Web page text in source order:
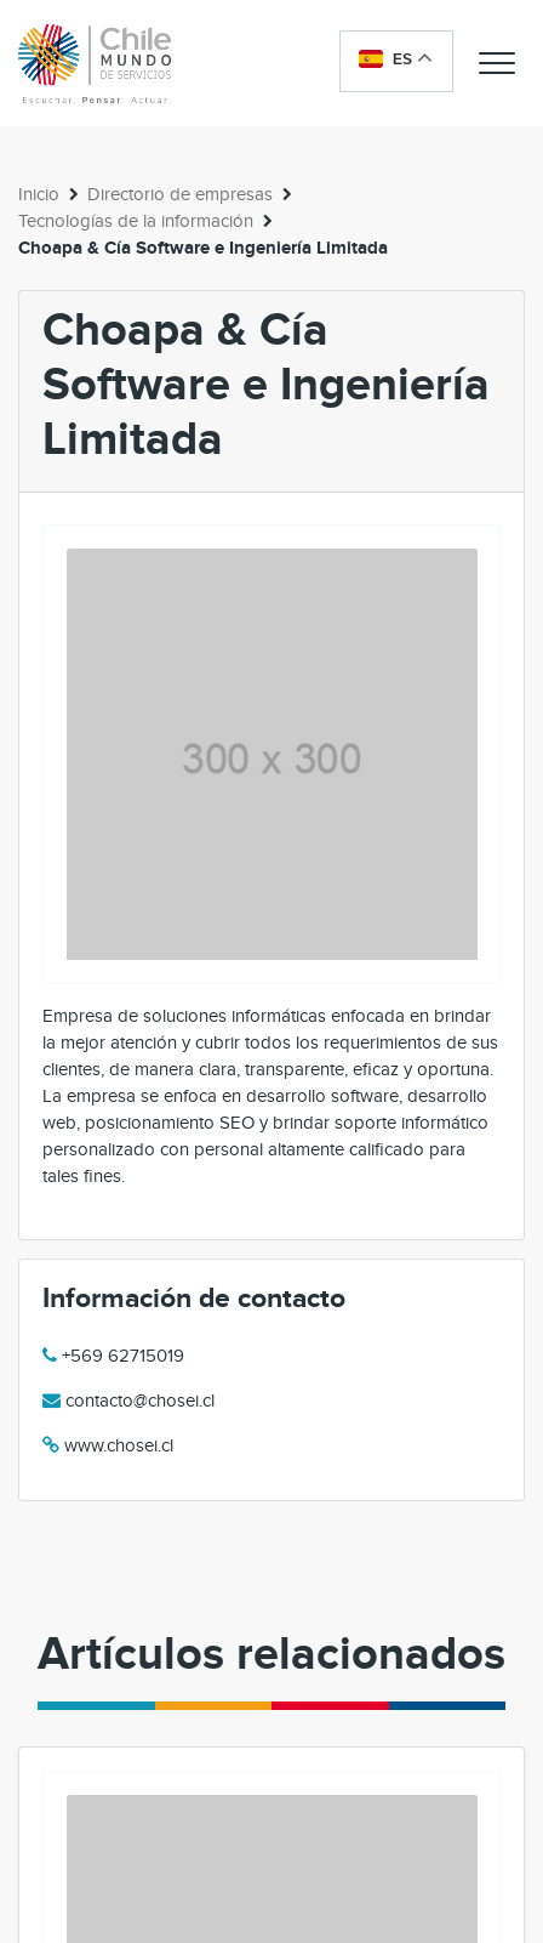
ES
Inicio
Directorio de empresas
Tecnologías de la información
Choapa & Cía Software e Ingeniería Limitada
Choapa & Cía
Software e Ingeniería
Limitada
Empresa de soluciones informáticas enfocada en brindar
la mejor atención y cubrir todos los requerimientos de sus
clientes, de manera clara, transparente, eficaz y oportuna.
La empresa se enfoca en desarrollo software, desarrollo
web, posicionamiento SEO y brindar soporte informático
personalizado con personal altamente calificado para
tales fines.
Información de contacto
+569 62715019
contacto@chosei.cl
www.chosei.cl
Artículos relacionados